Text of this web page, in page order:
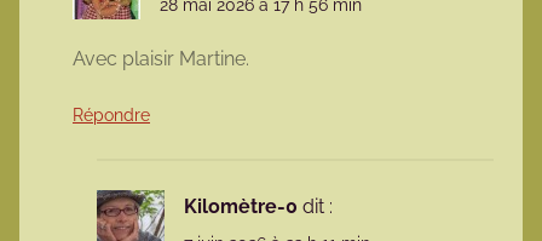
28 mai 2026 à 17 h 56 min
Avec plaisir Martine.
Répondre
Kilomètre-0 dit :